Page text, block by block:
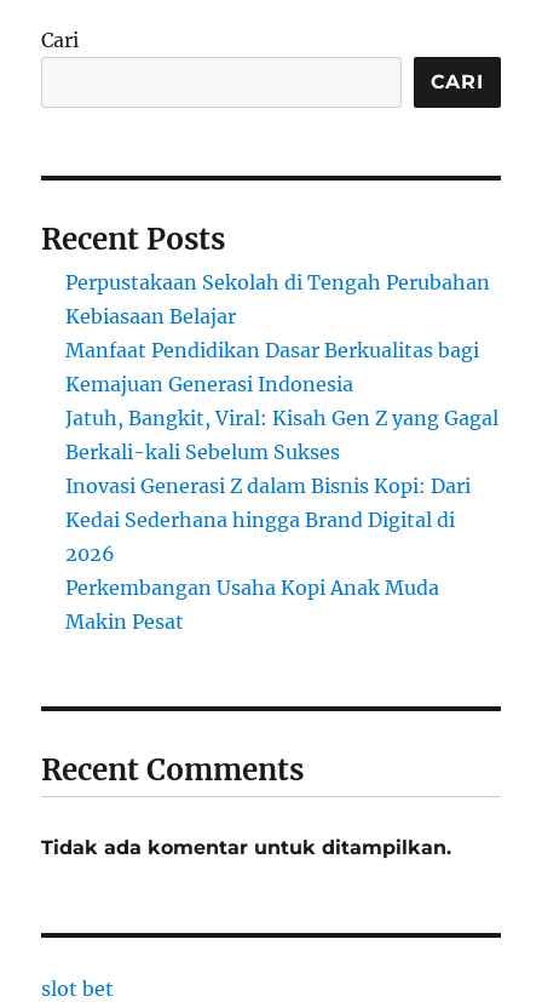
Cari
CARI
Recent Posts
Perpustakaan Sekolah di Tengah Perubahan
Kebiasaan Belajar
Manfaat Pendidikan Dasar Berkualitas bagi
Kemajuan Generasi Indonesia
Jatuh, Bangkit, Viral: Kisah Gen Z yang Gagal
Berkali-kali Sebelum Sukses
Inovasi Generasi Z dalam Bisnis Kopi: Dari
Kedai Sederhana hingga Brand Digital di
2026
Perkembangan Usaha Kopi Anak Muda
Makin Pesat
Recent Comments
Tidak ada komentar untuk ditampilkan.
slot bet